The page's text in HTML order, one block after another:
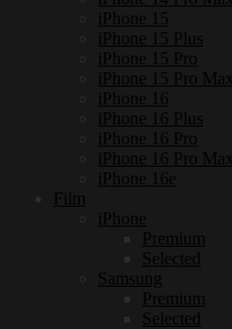
iPhone 15
iPhone 15 Plus
iPhone 15 Pro
iPhone 15 Pro Max
iPhone 16
iPhone 16 Plus
iPhone 16 Pro
iPhone 16 Pro Max
iPhone 16e
Film
iPhone
Premium
Selected
Samsung
Premium
Selected